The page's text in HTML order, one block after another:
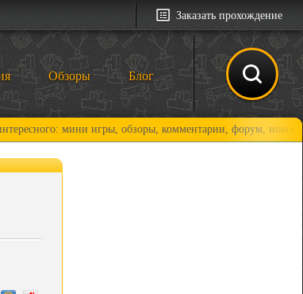
Заказать прохождение
Обзоры Блог
мини игры, обзоры, комментарии, форум, новости и,